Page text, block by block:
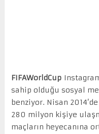
FIFAWorldCupInstagram
sahip olduğu sosyal
benziyor. Nisan
280 milyon kişiye
maçların heyecanına